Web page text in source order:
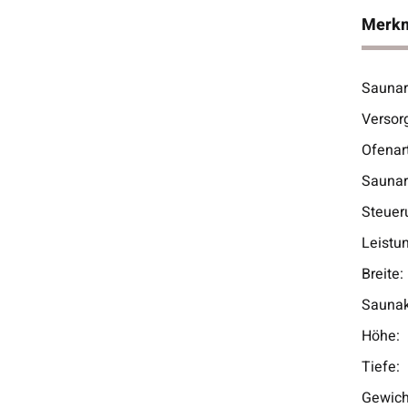
Wert
Breite:
Höhe:
Tiefe: